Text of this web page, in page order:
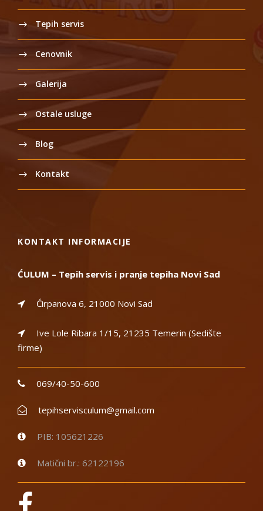
Tepih servis
Cenovnik
Galerija
Ostale usluge
Blog
Kontakt
KONTAKT INFORMACIJE
ĆULUM – Tepih servis i pranje tepiha Novi Sad
Ćirpanova 6, 21000 Novi Sad
Ive Lole Ribara 1/15, 21235 Temerin (Sedište
firme)
069/40-50-600
tepihservisculum@gmail.com
PIB: 105621226
Matični br.: 62122196